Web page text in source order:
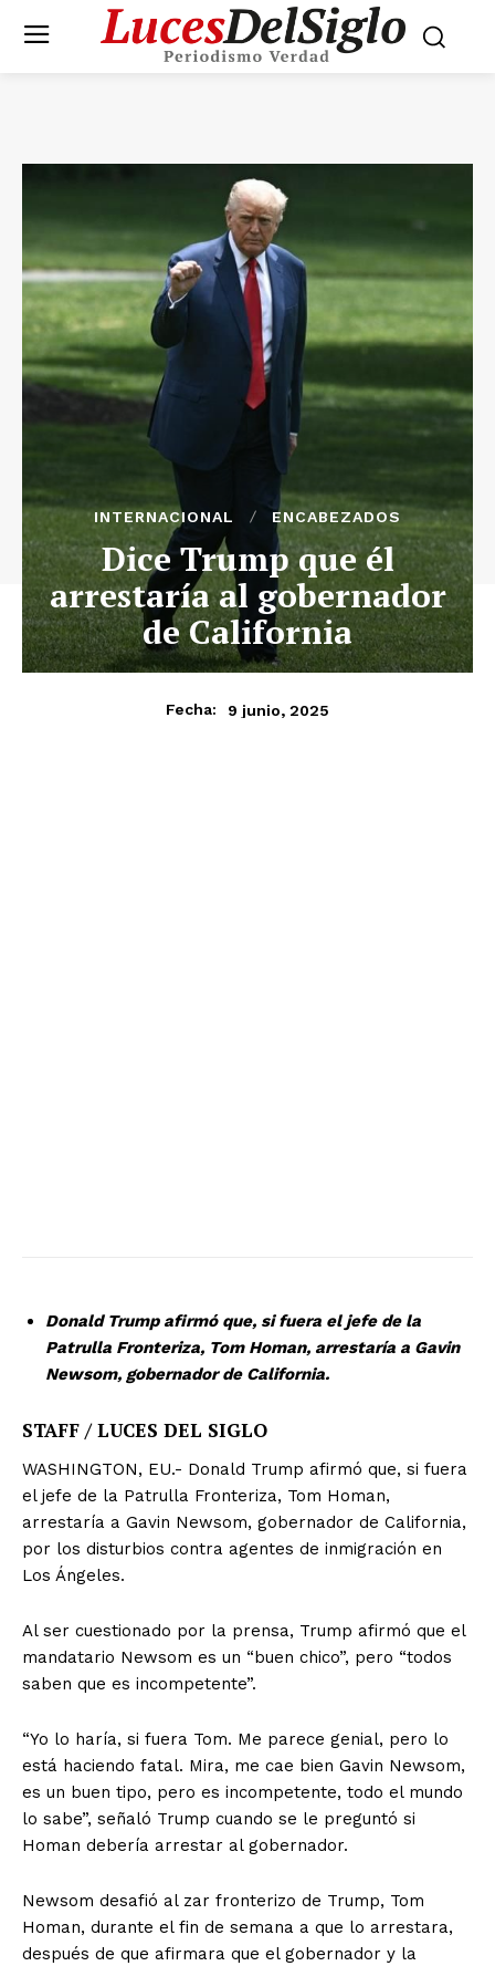
INTERNACIONAL ENCABEZADOS
Dice Trump que él
arrestaría al gobernador
de California
Fecha: 9 junio, 2025
Donald Trump afirmó que, si fuera el jefe de la
Patrulla Fronteriza, Tom Homan, arrestaría a Gavin
Newsom, gobernador de California.
STAFF / LUCES DEL SIGLO
WASHINGTON, EU.- Donald Trump afirmó que, si fuera
el jefe de la Patrulla Fronteriza, Tom Homan,
arrestaría a Gavin Newsom, gobernador de California,
por los disturbios contra agentes de inmigración en
Los Ángeles.
Al ser cuestionado por la prensa, Trump afirmó que el
mandatario Newsom es un “buen chico”, pero “todos
saben que es incompetente”.
“Yo lo haría, si fuera Tom. Me parece genial, pero lo
está haciendo fatal. Mira, me cae bien Gavin Newsom,
es un buen tipo, pero es incompetente, todo el mundo
lo sabe”, señaló Trump cuando se le preguntó si
Homan debería arrestar al gobernador.
Newsom desafió al zar fronterizo de Trump, Tom
Homan, durante el fin de semana a que lo arrestara,
después de que afirmara que el gobernador y la